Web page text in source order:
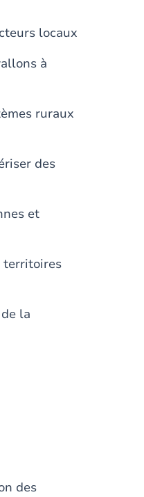
locaux
à
ruraux
des
et
territoires
la
des